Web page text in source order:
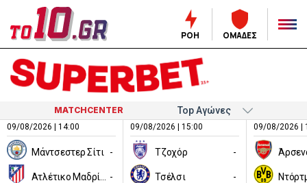
ΡΟΗ ΟΜΑΔΕΣ
MATCHCENTER
09/08/2026 | 14:00
Μάντσεστερ Σίτι -
-
09/08/2026 | 15:00
Τζοχόρ -
Τσέλσι -
09/08/2026 |